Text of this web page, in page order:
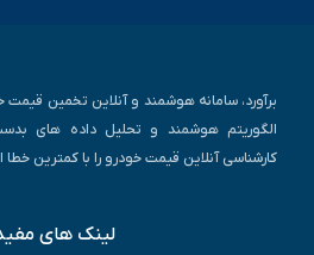
برآورد، سامانه هوشمند و آنلاین تخمین
الگوریتم هوشمند و تحلیل داده های بدست
کارشناسی آنلاین قیمت خودرو را با کمترین
لینک های